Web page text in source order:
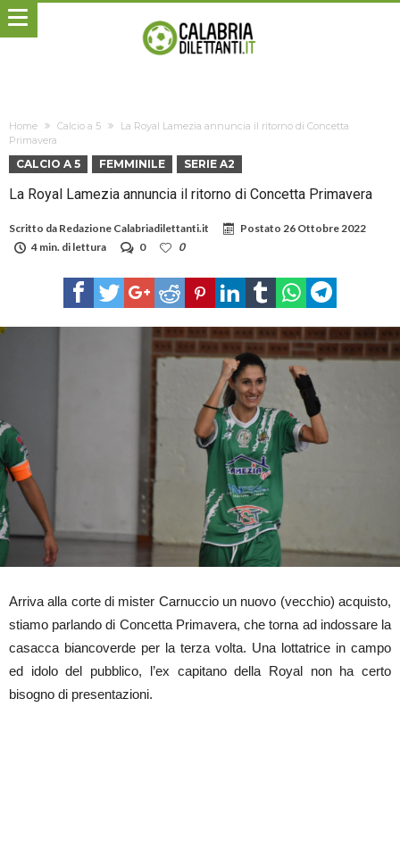
Home Calcio a 5
La Royal Lamezia annuncia il ritorno di Concetta
Primavera
CALCIO A 5 FEMMINILE SERIE A2
La Royal Lamezia annuncia il ritorno di Concetta Primavera
Scritto da Redazione Calabriadilettanti.it Postato 26 Ottobre 2022
4 min. di lettura
0 0
Arriva alla corte di mister Carnuccio un nuovo (vecchio) acquisto,
stiamo parlando di Concetta Primavera, che torna ad indossare la
casacca biancoverde per la terza volta. Una lottatrice in campo
ed idolo del pubblico, l’ex capitano della Royal non ha certo
bisogno di presentazioni.